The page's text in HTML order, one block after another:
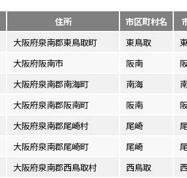
住所 市区町村名
大阪府泉南郡東鳥取町 東鳥取
大阪府阪南市 阪南
大阪府泉南郡南海町 南海
大阪府泉南郡阪南町 阪南
大阪府泉南郡尾崎村 尾崎
大阪府泉南郡尾崎町 尾崎
大阪府泉南郡西鳥取村 西鳥取